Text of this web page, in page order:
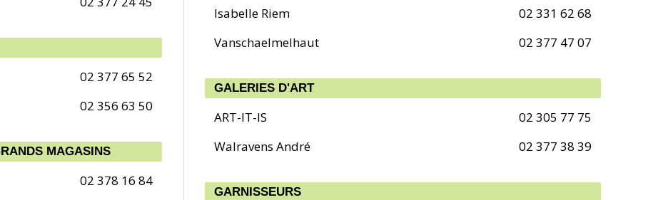
02 377 65 52
02 356 63 50
MAGASINS
02 378 16 84
Isabelle Riem
02 331 62 68
Vanschaelmelhaut
02 377 47 07
GALERIES D'ART
ART-IT-IS
02 305 77 75
Walravens André
02 377 38 39
GARNISSEURS